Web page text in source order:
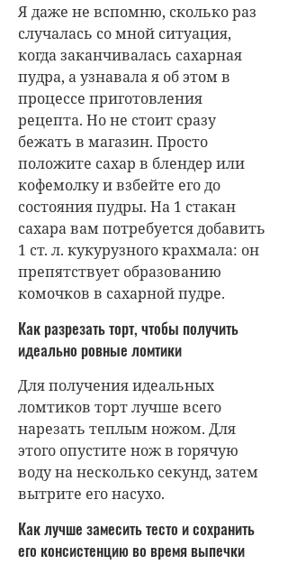
Я даже не вспомню, сколько раз
случалась со мной ситуация,
когда заканчивалась сахарная
пудра, а узнавала я об этом в
процессе приготовления
рецепта. Но не стоит сразу
бежать в магазин. Просто
положите сахар в блендер или
кофемолку и взбейте его до
состояния пудры. На 1 стакан
сахара вам потребуется добавить
1 ст. л. кукурузного крахмала: он
препятствует образованию
комочков в сахарной пудре.
Как разрезать торт, чтобы получить
идеально ровные ломтики
Для получения идеальных
ломтиков торт лучше всего
нарезать теплым ножом. Для
этого опустите нож в горячую
воду на несколько секунд, затем
вытрите его насухо.
Как лучше замесить тесто и сохранить
его консистенцию во время выпечки